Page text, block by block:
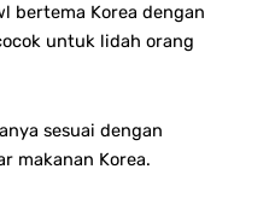
bertema Korea dengan
untuk lidah orang
sesuai dengan
makanan Korea.